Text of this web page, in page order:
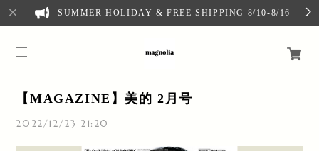
SUMMER HOLIDAY & FREE SHIPPING 8/10-8/16
【MAGAZINE】美的 2月号
2022/12/23 21:20